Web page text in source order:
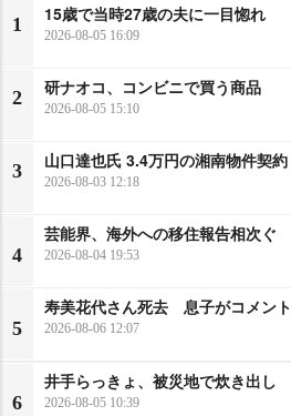
1
15歳で当時27歳の夫に一目惚れ
2026-08-05 16:09
2
研ナオコ、コンビニで買う商品
2026-08-05 15:10
3
山口達也氏 3.4万円の湘南物件契約
2026-08-03 12:18
4
芸能界、海外への移住報告相次ぐ
2026-08-04 19:53
5
寿美花代さん死去 息子がコメント
2026-08-06 12:07
6
井手らっきょ、被災地で炊き出し
2026-08-05 10:39